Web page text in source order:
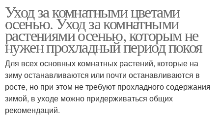
Уход за комнатными цветами
осенью. Уход за комнатными
растениями осенью, которым не
нужен прохладный период покоя
Для всех основных комнатных растений, которые на
зиму останавливаются или почти останавливаются в
росте, но при этом не требуют прохладного содержания
зимой, в уходе можно придерживаться общих
рекомендаций.